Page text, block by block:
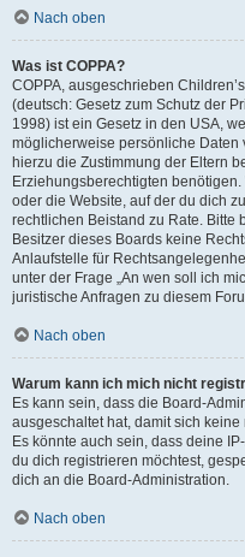
Nach oben
Was ist COPPA?
COPPA, ausgeschrieben
(deutsch: Gesetz zum Schutz der
1998) ist ein Gesetz in den USA,
möglicherweise persönliche
hierzu die Zustimmung der Eltern
Erziehungsberechtigten
oder die Website, auf der du dich
rechtlichen Beistand zu Rate. Bitte
Besitzer dieses Boards keine
Anlaufstelle für
unter der Frage „An wen soll ich
juristische Anfragen zu diesem
Nach oben
Warum kann ich mich nicht
Es kann sein, dass die Board-
ausgeschaltet hat, damit sich
Es könnte auch sein, dass deine
du dich registrieren möchtest,
dich an die Board-Administration.
Nach oben